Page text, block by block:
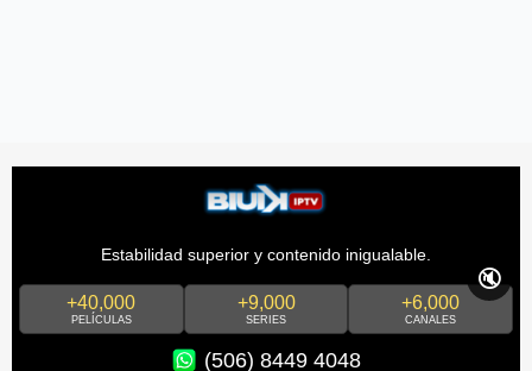
Estabilidad superior y contenido inigualable.
+40,000
PELÍCULAS
+9,000
SERIES
+6,000
CANALES
(506) 8449 4048
🔇